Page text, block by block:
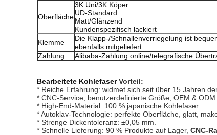
Oberfläche
3K Uni/3K Köper
UD-Standard
Matt/Glänzend
Kundenspezifisch lackiert
Klemme
Die Klapp-/Schnallenverriegelung ist
ebenfalls mitgeliefert
Zahlung
Alibaba-Zahlung online/telegrafische
Bearbeitete Kohlefaser Vorteil:
* Reiche Erfahrung: widmet sich seit über 15 Jahren
* CNC-Service, benutzerdefinierte Größe, OEM & ODM.
* High-End-Material: 100 % japanische Kohlefaser.
* Autoklav-Technologie: perfekte Oberfläche, glatt,
* Strenge Dickentoleranz: ±0,05 mm.
* Schnelle Lieferung: 90 % Produkte auf Lager, CNC-